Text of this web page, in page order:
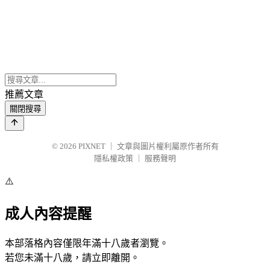
推薦文章
關閉搜尋
© 2026 PIXNET
文章與圖片權利屬原作者所有
隱私權政策
服務聲明
⚠️
成人內容提醒
本部落格內容僅限年滿十八歲者瀏覽。
若您未滿十八歲，請立即離開。